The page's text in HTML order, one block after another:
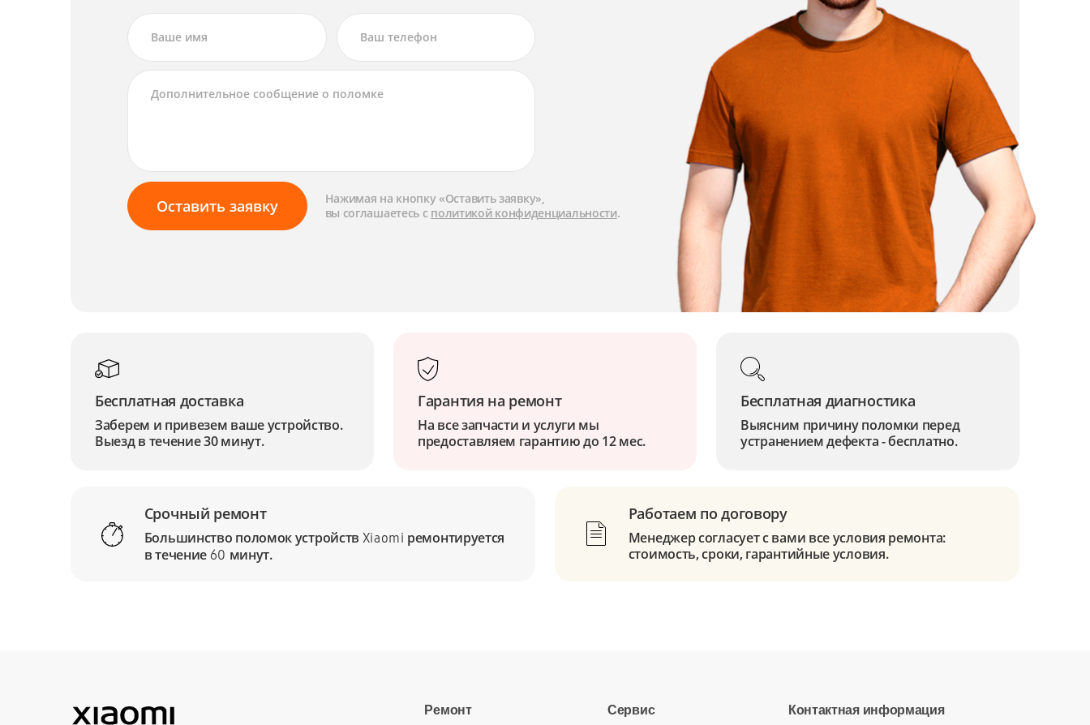
Оставить заявку
Нажимая на кнопку «Оставить заявку»,
вы соглашаетесь с политикой конфиденциальности.
Бесплатная доставка
Заберем и привезем ваше устройство.
Выезд в течение 30 минут.
Гарантия на ремонт
На все запчасти и услуги мы
предоставляем гарантию до 12 мес.
Бесплатная диагностика
Выясним причину поломки перед
устранением дефекта - бесплатно.
Срочный ремонт
Большинство поломок устройств Xiaomi ремонтируется
в течение 60 минут.
Работаем по договору
Менеджер согласует с вами все условия ремонта:
стоимость, сроки, гарантийные условия.
Ремонт Сервис Контактная информация